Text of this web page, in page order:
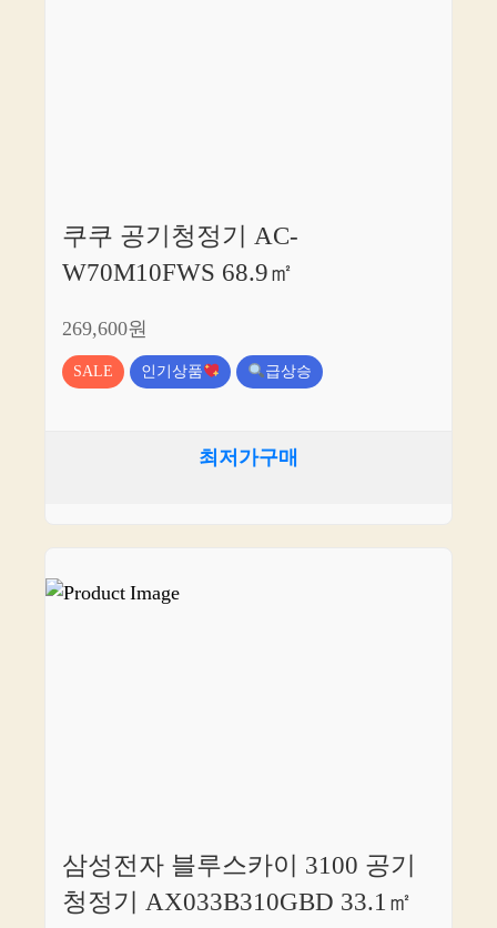
쿠쿠 공기청정기 AC-
W70M10FWS 68.9㎡
269,600원
SALE 인기상품 급상승
최저가구매
삼성전자 블루스카이 3100 공기
청정기 AX033B310GBD 33.1㎡